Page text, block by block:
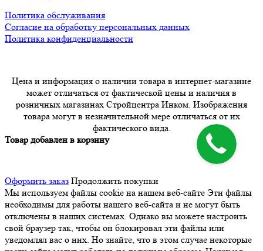
Политика обслуживания
Согласие на обработку персональных данных
Политика конфиденциальности
Цена и информация о наличии товара в интернет-магазине
может отличаться от фактической цены и наличия в
розничных магазинах Стройцентра Инком. Изображения
товара могут в незначительной мере отличаться от их
фактического вида.
Товар добавлен в корзину
Оформить заказ Продолжить покупки
Мы используем файлы cookie на нашем веб-сайте Эти файлы
необходимы для работы нашего веб-сайта и не могут быть
отключены в наших системах. Однако вы можете настроить
свой браузер так, чтобы он блокировал эти файлы или
уведомлял вас о них. Но знайте, что в этом случае некоторые